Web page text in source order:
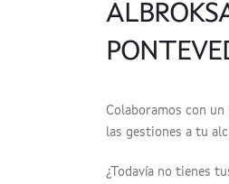
Colaboramos con
las gestiones a tu
¿Todavía no tienes